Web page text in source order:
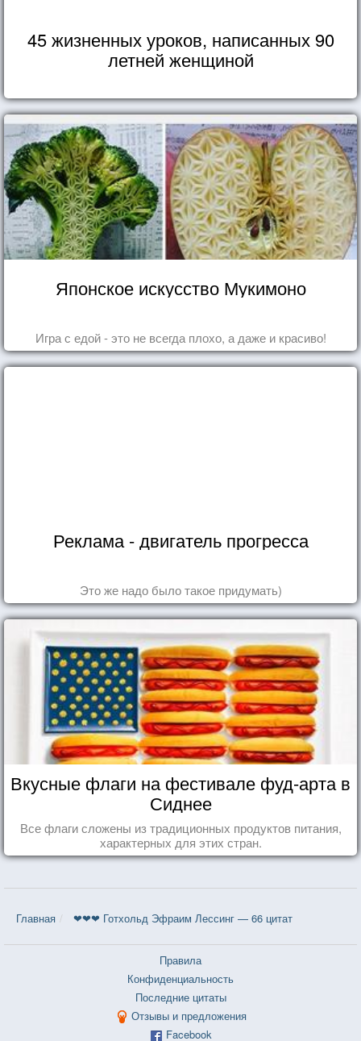
45 жизненных уроков, написанных 90
летней женщиной
Японское искусство Мукимоно
Игра с едой - это не всегда плохо, а даже и красиво!
Реклама - двигатель прогресса
Это же надо было такое придумать)
Вкусные флаги на фестивале фуд-арта в
Сиднее
Все флаги сложены из традиционных продуктов питания,
характерных для этих стран.
Главная ❤❤❤ Готхольд Эфраим Лессинг — 66 цитат
Правила
Конфиденциальность
Последние цитаты
Отзывы и предложения
Facebook